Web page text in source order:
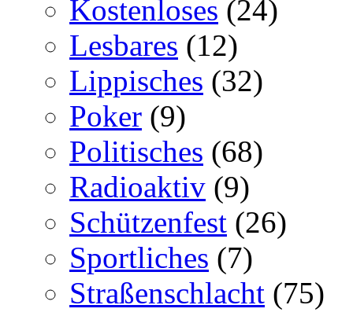
Kostenloses (24)
Lesbares (12)
Lippisches (32)
Poker (9)
Politisches (68)
Radioaktiv (9)
Schützenfest (26)
Sportliches (7)
Straßenschlacht (75)